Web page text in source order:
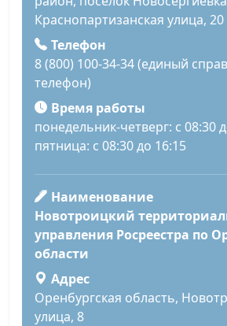
Краснопартизанская улица, 20
Телефон
8 (800) 100-34-34 (единый
телефон)
Время работы
понедельник-четверг: с 08:30
пятница: с 08:30 до 16:15
Наименование
Новотроицкий
управления Росреестра по
области
Адрес
Оренбургская область,
улица, 8